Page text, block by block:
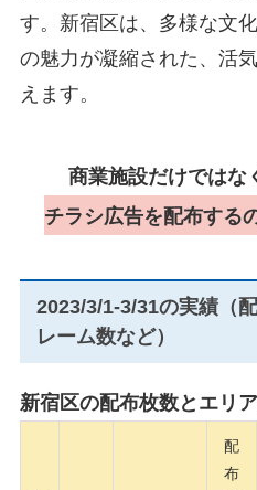
す。新宿区は、多様な文
の魅力が凝縮された、活
えます。
商業施設だけではな
チラシ広告を配布する
2023/3/1-3/31の実績（
レーム数など）
新宿区の配布枚数とエリ
配
布